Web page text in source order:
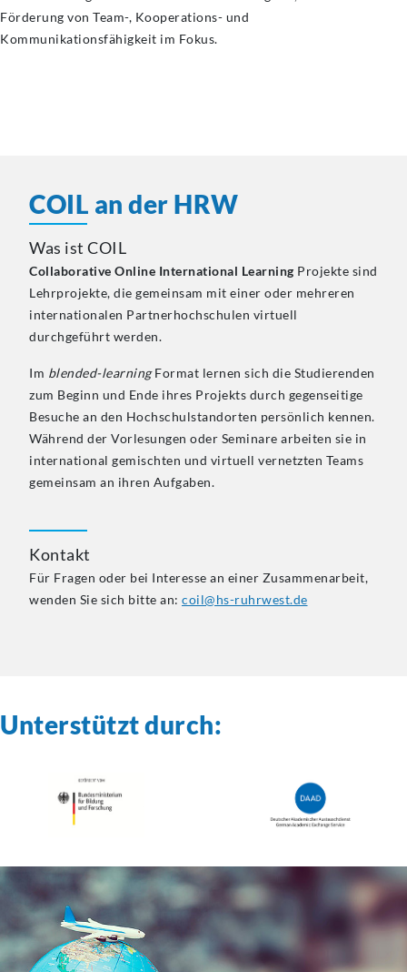
Förderung von Team-, Kooperations- und
Kommunikationsfähigkeit im Fokus.
COIL an der HRW
Was ist COIL
Collaborative Online International Learning Projekte sind
Lehrprojekte, die gemeinsam mit einer oder mehreren
internationalen Partnerhochschulen virtuell
durchgeführt werden.
Im blended-learningFormat lernen sich die Studierenden
zum Beginn und Ende ihres Projekts durch gegenseitige
Besuche an den Hochschulstandorten persönlich kennen.
Während der Vorlesungen oder Seminare arbeiten sie in
international gemischten und virtuell vernetzten Teams
gemeinsam an ihren Aufgaben.
Kontakt
Für Fragen oder bei Interesse an einer Zusammenarbeit,
wenden Sie sich bitte an: coil@hs-ruhrwest.de
Unterstützt durch: